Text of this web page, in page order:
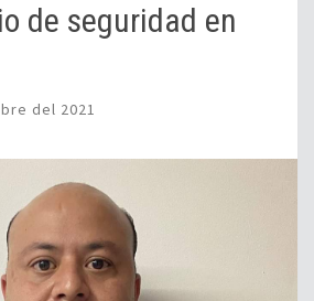
de seguridad en
del 2021